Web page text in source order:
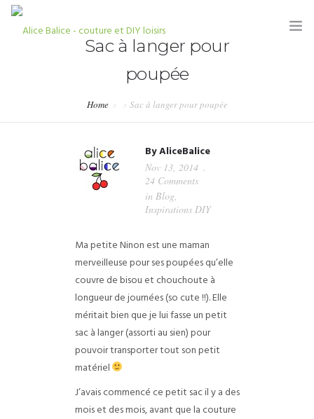
HOME
PARTENARIATS & PRESSE
Sac à langer pour
poupée
Home Sac à langer pour poupée
ByAliceBalice
Nov 13, 2014
24 Comments
in Blog,
Inspirations DIY
Ma petite Ninon est une maman
merveilleuse pour ses poupées qu’elle
couvre de bisou et chouchoute à
longueur de journées (so cute !!). Elle
méritait bien que je lui fasse un petit
sac à langer (assorti au sien) pour
pouvoir transporter tout son petit
matériel
J’avais commencé ce petit sac il y a des
mois et des mois, avant que la couture